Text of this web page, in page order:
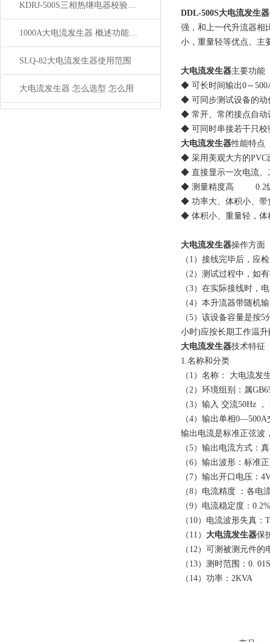
KDRJ-500S三相热继电器校验仪 讲解
1000A大电流发生器 概述功能特点
SLQ-82大电流发生器使用范围
大电流发生器 怎么选型 怎么用
DDL-500S大电流发生器
强，和上一代升流器相
小，重量轻等优点。主
大电流发生器主要功能
◆ 可长时间输出0～
◆ 可同步测试设备的动
◆ 常开、常闭接点自动
◆ 可同时串接若干只校
大电流发生器性能特点
◆ 采用美观大方的PVC
◆ 直接显示一次电流、
◆ 测量精度高 0.2
◆ 功率大、体积小、带
◆ 体积小、重量轻，体
大电流发生器操作方面
（1）接线完毕后，应
（2）测试过程中，如
（3）在实际接线时，
（4）本升流器带随机
（5）该设备容量是按
小时)应按长期工作温升
大电流发生器技术特征
1.名称和分类
（1）名称： 大电流发
（2）环境组别：属
（3）输入 交流50Hz ，
（4）输出单相
输出电流是标准正弦波
（5）输出电流方式：
（6）输出波形：标准
（7）输出开口电压：
（8）电流精度 ：各
（9）电流稳定度：
（10）电流波形失真
（11） 大电流发生器保
（12）可测被测元件
（13）测时范围：0.
（14）功率：2KVA